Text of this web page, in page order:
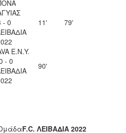
- 0
11' 79'
Ε.Ν.Y.
- 0
90'
F.C. ΛΕΙΒΑΔΙΑ 2022